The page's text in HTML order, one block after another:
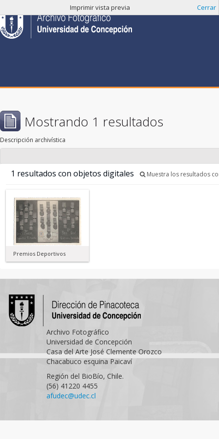
Imprimir vista previa Cerrar
Mostrando 1 resultados
Descripción archivística
1 resultados con objetos digitales Muestra los resultados
Premios Deportivos
Archivo Fotográfico
Universidad de Concepción
Casa del Arte José Clemente Orozco
Chacabuco esquina Paicaví
Región del BioBío, Chile.
(56) 41220 4455
afudec@udec.cl